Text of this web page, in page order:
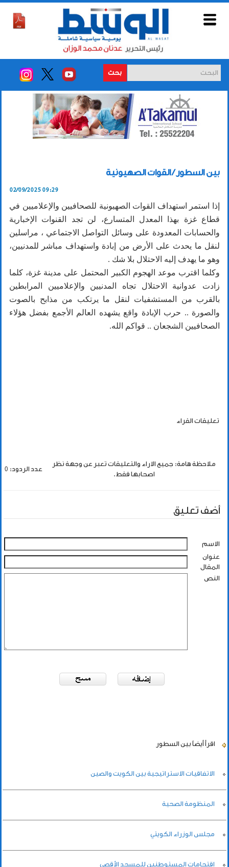
بحث
بين السطور / القوات الصهيونية
02/09/2025 09:29
إذا استمر استهداف القوات الصهيونية للصحافيين والإعلاميين في
قطاع غزة بهذا المعدل المتسارع، لن تجد القنوات الإخبارية
والحسابات المعدودة على وسائل التواصل الاجتماعي ، مراسلين
لنقل ما يحدث على الأرض من إبادة واستهداف مباشر للمدنيين،
وهو ما يهدف إليه الاحتلال بلا شك .
وكلما اقترب موعد الهجوم الكبير المحتمل على مدينة غزة، كلما
زادت عدوانية الاحتلال تجاه المدنيين والإعلاميين المرابطين
بالقرب من المستشفيات لنقل ما يرتكب من مذابح بالصوت
والصورة .. حرب الإبادة واقع يشهده العالم الأجمع بفضل هؤلاء
الصحافيين الشجعان .. قواكم الله.
تعليقات القراء
ملاحظة هامة: جميع الاراء والتعليقات تعبر عن وجهة نظر
اصحابها فقط.
عدد الردود: 0
أضف تعليق
الاسم
عنوان
المقال
النص
اقرأ أيضاً بين السطور
الاتفاقيات الاستراتيجية بين الكويت والصين
المنظومة الصحية
مجلس الوزراء الكويتي
اقتحامات المستوطنين للمسجد الأقصى